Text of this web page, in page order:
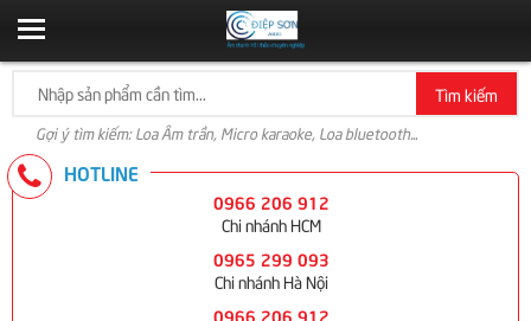
Tìm kiếm
Gợi ý tìm kiếm: Loa Âm trần, Micro karaoke, Loa bluetooth...
HOTLINE
0966 206 912
Chi nhánh HCM
0965 299 093
Chi nhánh Hà Nội
0966 206 912